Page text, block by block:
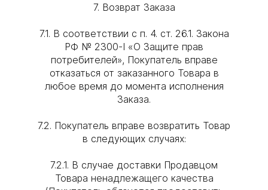
7. Возврат Заказа
7.1. В соответствии с п. 4. ст. 26.1. Закона
РФ № 2300-I «О Защите прав
потребителей», Покупатель вправе
отказаться от заказанного Товара в
любое время до момента исполнения
Заказа.
7.2. Покупатель вправе возвратить Товар
в следующих случаях:
7.2.1. В случае доставки Продавцом
Товара ненадлежащего качества